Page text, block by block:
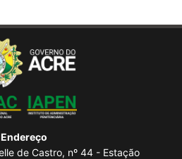
Endereço
de Castro, nº 44 - Estação